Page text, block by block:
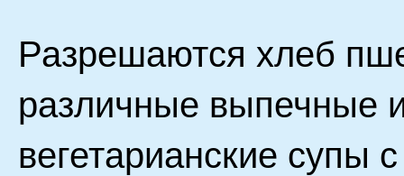
Разрешаются хлеб
различные выпечные
вегетарианские